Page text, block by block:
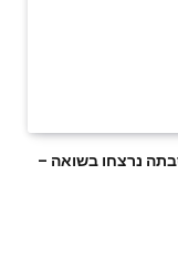
נרצחו בשואה –